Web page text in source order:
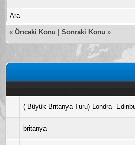
Ara
« Önceki Konu Sonraki Konu »
( Büyük Britanya Turu) Londra-
britanya